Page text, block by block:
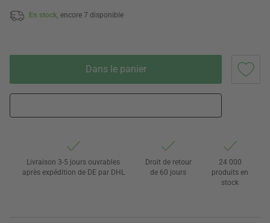
En stock, encore 7 disponible
Dans le panier
Livraison 3-5 jours ouvrables
après expédition de DE par DHL
Droit de retour
de 60 jours
24 000
produits en
stock